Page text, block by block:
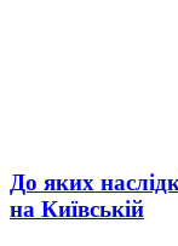
До яких
на Київській